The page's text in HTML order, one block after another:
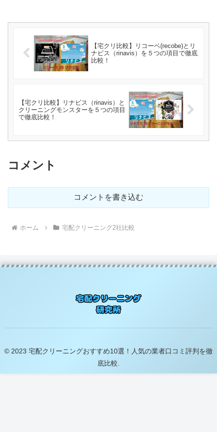
【宅クリ比較】リコーベ(recobe)とリ
ナビス（rinavis）を５つの項目で徹底
比較！
【宅クリ比較】リナビス（rinavis）と
クリーニングモンスターを５つの項目
で徹底比較！
コメント
コメントを書き込む
ホーム 宅配クリーニング2社比較
© 2023 宅配クリーニングおすすめ10選！人気の業者口コミ評判を徹
底比較.